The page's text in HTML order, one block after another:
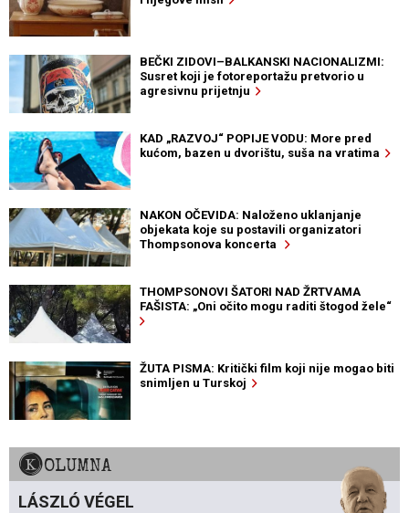
BEČKI ZIDOVI–BALKANSKI NACIONALIZMI:
Susret koji je fotoreportažu pretvorio u
agresivnu prijetnju
KAD „RAZVOJ“ POPIJE VODU: More pred
kućom, bazen u dvorištu, suša na vratima
NAKON OČEVIDA: Naloženo uklanjanje
objekata koje su postavili organizatori
Thompsonova koncerta
THOMPSONOVI ŠATORI NAD ŽRTVAMA
FAŠISTA: „Oni očito mogu raditi štogod žele“
ŽUTA PISMA: Kritički film koji nije mogao biti
snimljen u Turskoj
KOLUMNA
LÁSZLÓ VÉGEL